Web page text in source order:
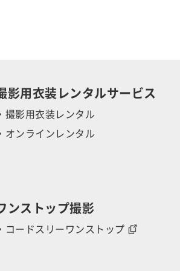
影用衣装レンタルサービス
撮影用衣装レンタル
オンラインレンタル
ンストップ撮影
コードスリーワンストップ